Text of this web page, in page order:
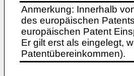
Anmerkung: Innerhalb
des europäischen
europäischen Patent
Er gilt erst als eingelegt,
Patentübereinkommen).